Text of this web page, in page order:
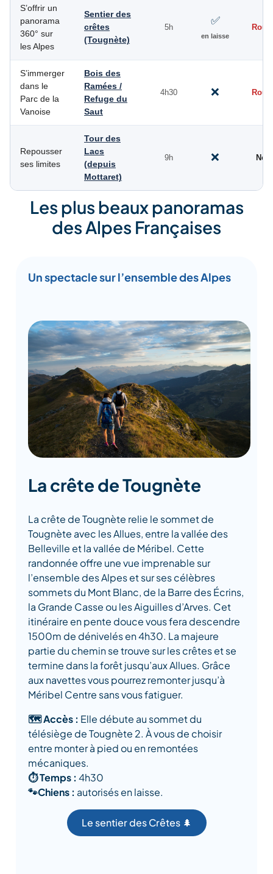
S’offrir un
panorama
360° sur
les Alpes
Sentier des
crêtes
(Tougnète)
5h
✅
en laisse
S’immerger
dans le
Parc de la
Vanoise
Bois des
Ramées /
Refuge du
Saut
4h30 ❌
Repousser
ses limites
Tour des
Lacs
(depuis
Mottaret)
9h ❌ Noir
Les plus beaux panoramas
des Alpes Françaises
Un spectacle sur l’ensemble des Alpes
La crête de Tougnète
La crête de Tougnète relie le sommet de
Tougnète avec les Allues, entre la vallée des
Belleville et la vallée de Méribel. Cette
randonnée offre une vue imprenable sur
l’ensemble des Alpes et sur ses célèbres
sommets du Mont Blanc, de la Barre des Écrins,
la Grande Casse ou les Aiguilles d’Arves. Cet
itinéraire en pente douce vous fera descendre
1500m de dénivelés en 4h30. La majeure
partie du chemin se trouve sur les crêtes et se
termine dans la forêt jusqu’aux Allues. Grâce
aux navettes vous pourrez remonter jusqu’à
Méribel Centre sans vous fatiguer.
🗺️ Accès : Elle débute au sommet du
télésiège de Tougnète 2. À vous de choisir
entre monter à pied ou en remontées
mécaniques.
⏱️ Temps : 4h30
🐾Chiens : autorisés en laisse.
Le sentier des Crêtes 🌲